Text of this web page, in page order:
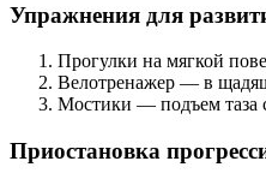
Упражнения для
Прогулки на мягкой
Велотренажер — в
Мостики — подъем таза
Приостановка